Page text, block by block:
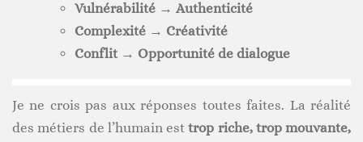
Vulnérabilité→ Authenticité
Complexité→ Créativité
Conflit→ Opportunité de dialogue
Je ne crois pas aux réponses toutes faites. La réalité
des métiers de l’humain esttrop riche, trop mouvante,